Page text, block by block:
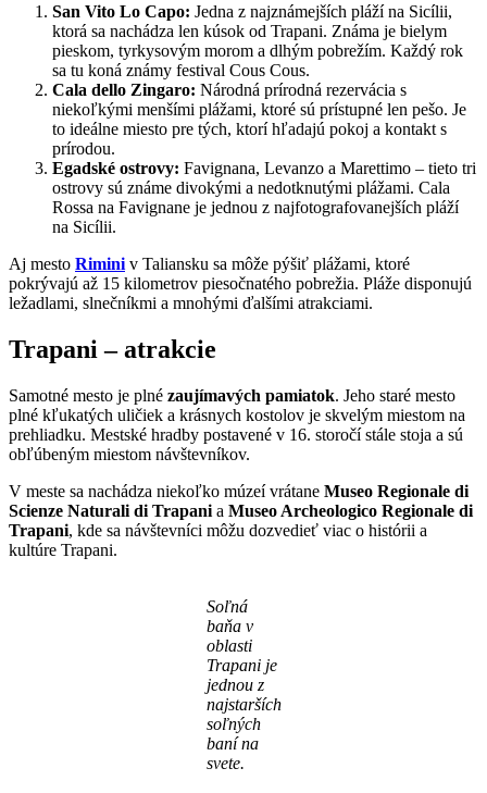
San Vito Lo Capo: Jedna z najznámejších pláží na Sicílii,
ktorá sa nachádza len kúsok od Trapani. Známa je bielym
pieskom, tyrkysovým morom a dlhým pobrežím. Každý rok
sa tu koná známy festival Cous Cous.
Cala dello Zingaro: Národná prírodná rezervácia s
niekoľkými menšími plážami, ktoré sú prístupné len pešo. Je
to ideálne miesto pre tých, ktorí hľadajú pokoj a kontakt s
prírodou.
Egadské ostrovy: Favignana, Levanzo a Marettimo – tieto tri
ostrovy sú známe divokými a nedotknutými plážami. Cala
Rossa na Favignane je jednou z najfotografovanejších pláží
na Sicílii.
Aj mesto Rimini v Taliansku sa môže pýšiť plážami, ktoré
pokrývajú až 15 kilometrov piesočnatého pobrežia. Pláže disponujú
ležadlami, slnečníkmi a mnohými ďalšími atrakciami.
Trapani – atrakcie
Samotné mesto je plné zaujímavých pamiatok. Jeho staré mesto
plné kľukatých uličiek a krásnych kostolov je skvelým miestom na
prehliadku. Mestské hradby postavené v 16. storočí stále stoja a sú
obľúbeným miestom návštevníkov.
V meste sa nachádza niekoľko múzeí vrátane Museo Regionale di
Scienze Naturali di Trapani a Museo Archeologico Regionale di
Trapani, kde sa návštevníci môžu dozvedieť viac o histórii a
kultúre Trapani.
Soľná
baňa v
oblasti
Trapani je
jednou z
najstarších
soľných
baní na
svete.